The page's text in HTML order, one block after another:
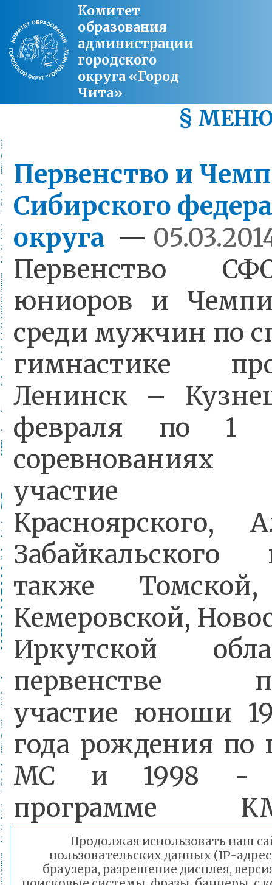
Комитет
образования
администрации
городского
округа «Город
Чита»
§
Первенство и
Сибирского
округа —
Первенство
юниоров и
среди мужчин по
гимнастике
Ленинск –
февраля по 1
участие
Красноярского,
также
Кемеровской,
Иркутской
первенстве
участие юноши
года рождения по
МС и 1998 -
программе
чемпионате
гимнасты
Продолжая использовать наш
пользовательских данных (IP-
браузера, разрешение дисплея,